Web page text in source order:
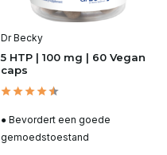
Dr Becky
5 HTP | 100 mg | 60 Vegan
caps
● Bevordert een goede
gemoedstoestand